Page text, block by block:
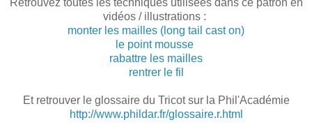
vidéos / illustrations :
monter les mailles (long tail cast on)
le point mousse
rabattre les mailles
rentrer le fil
Et retrouver le glossaire du Tricot sur la Phil'Académie
http://www.phildar.fr/glossaire.r.html